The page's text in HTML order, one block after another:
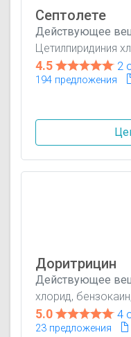
Септолете
Действующее
Цетилпиридиния
4.5 2
194 предложения
Доритрицин
Действующее
хлорид,
5.0 4
23 предложения